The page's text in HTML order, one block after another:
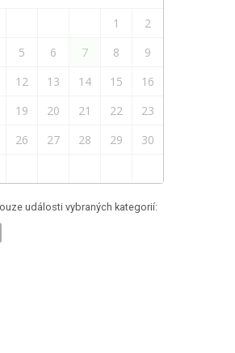
1
2
5 6 7 8
9
12 13 14 15
16
19 20 21 22
23
26 27 28 29
30
události vybraných kategorií: